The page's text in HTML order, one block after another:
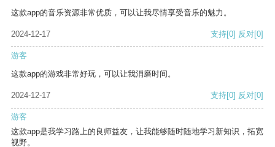
这款app的音乐资源非常优质，可以让我尽情享受音乐的魅力。
2024-12-17 支持[0] 反对[0]
游客
这款app的游戏非常好玩，可以让我消磨时间。
2024-12-17 支持[0] 反对[0]
游客
这款app是我学习路上的良师益友，让我能够随时随地学习新知识，拓宽
视野。